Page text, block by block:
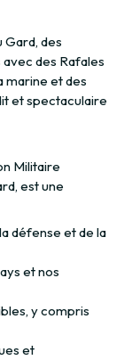
Gard, des
des Rafales
marine et des
et spectaculaire
Militaire
est une
défense et de la
et nos
y compris
et